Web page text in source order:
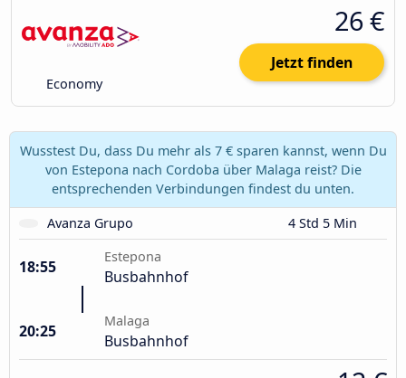
Economy
26 €
Jetzt finden
Wusstest Du, dass Du mehr als 7 € sparen kannst, wenn Du
von Estepona nach Cordoba über Malaga reist? Die
entsprechenden Verbindungen findest du unten.
Avanza Grupo
4 Std 5 Min
18:55
Estepona
Busbahnhof
20:25
Malaga
Busbahnhof